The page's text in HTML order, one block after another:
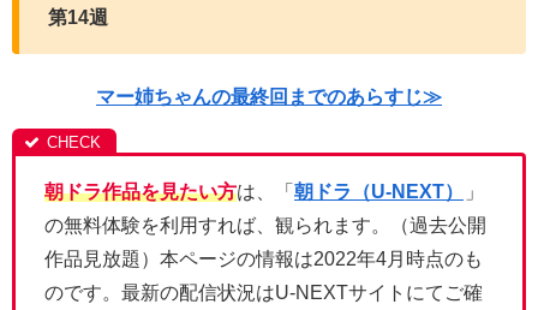
第14週
マー姉ちゃんの最終回までのあらすじ≫
朝ドラ作品を見たい方は、「 朝ドラ（U-NEXT）
」
の無料体験を利用すれば、観られます。（過去公開
作品見放題）本ページの情報は2022年4月時点のも
のです。最新の配信状況はU-NEXTサイトにてご確